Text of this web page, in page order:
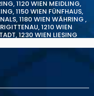
,1120 WIEN MEIDLING,
,1150 WIEN FÜNFHAUS,
,1180 WIEN WÄHRING ,
,1210 WIEN
,1230 WIEN LIESING